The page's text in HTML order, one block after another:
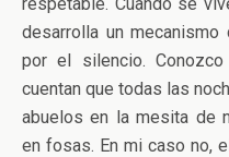
desarrolla un
por el silencio.
cuentan que todas las
abuelos en la mesita de
en fosas. En mi caso no,